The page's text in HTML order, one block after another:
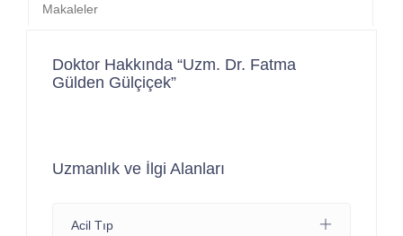
Makaleler
Doktor Hakkında “Uzm. Dr. Fatma
Gülden Gülçiçek”
Uzmanlık ve İlgi Alanları
Acil Tıp